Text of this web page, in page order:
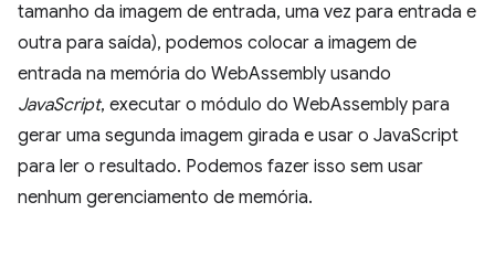
tamanho da imagem de entrada, uma vez para entrada e
outra para saída), podemos colocar a imagem de
entrada na memória do WebAssembly usando
JavaScript, executar o módulo do WebAssembly para
gerar uma segunda imagem girada e usar o JavaScript
para ler o resultado. Podemos fazer isso sem usar
nenhum gerenciamento de memória.